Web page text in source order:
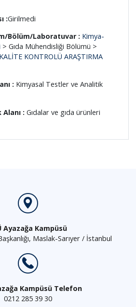
:Girilmedi
Bölüm/Laboratuvar : Kimya-
> Gıda Mühendisliği Bölümü >
KONTROLÜ ARAŞTIRMA
: Kimyasal Testler ve Analitik
: Gıdalar ve gıda ürünleri
Ayazağa Kampüsü
Maslak-Sarıyer / İstanbul
Kampüsü Telefon
0212 285 39 30